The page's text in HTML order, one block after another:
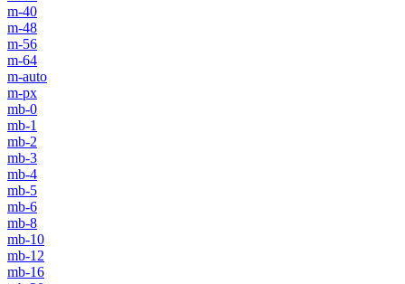
m-40
m-48
m-56
m-64
m-auto
m-px
mb-0
mb-1
mb-2
mb-3
mb-4
mb-5
mb-6
mb-8
mb-10
mb-12
mb-16